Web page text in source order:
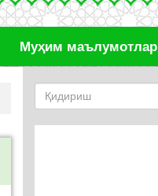
Муҳим маълумотлар